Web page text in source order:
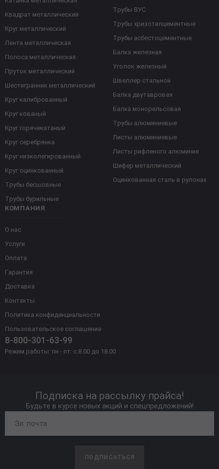
КОМПАНИЯ
О нас
Услуги
Оплата
Гарантия
Доставка
Контакты
Политика конфиденциальности
Пользовательское соглашение
8-800-301-63-99
Режим работы: пн - пт: с 8.00 до 18.00
Квадрат металлический
Круг металлический
Лента металлическая
Полоса металлическая
Пруток металлический
Шестигранник металлический
Круг калиброванный
Круг кованый
Круг горячекатаный
Круг серебрянка
Круг низколегированный
Круг оцинкованный
Трубы бесшовные
Трубы бурильные
Трубы ВУС
Трубы хризотилцементные
Трубы асбестоцементные
Балка железная
Уголок железный
Швеллер стальной
Балка двутавровая
Балка монорельсовая
Трубы алюминиевые
Листы алюминиевые
Листы рифленого алюминия
Шифер металлический
Оцинкованная сталь в рулонах
Подписка на рассылку прайса!
Будьте в курсе новых акций и спецпредложений!
ПОДПИСАТЬСЯ